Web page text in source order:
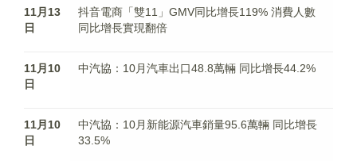
11月13
日
抖音電商「雙11」GMV同比增長119% 消費人數
同比增長實現翻倍
11月10
日
中汽協：10月汽車出口48.8萬輛 同比增長44.2%
11月10
日
中汽協：10月新能源汽車銷量95.6萬輛 同比增長
33.5%